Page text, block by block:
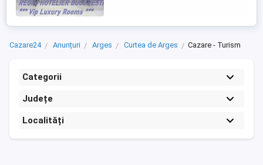
Cazare24 Anunțuri Arges Curtea de Arges Cazare - Turism
Categorii
Județe
Localități